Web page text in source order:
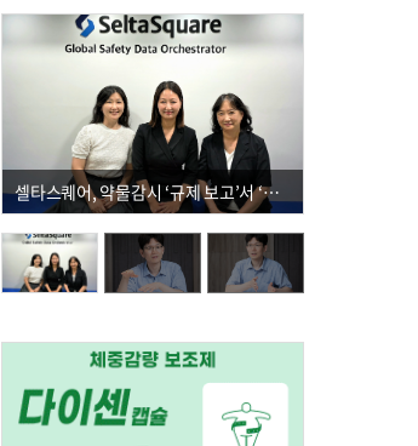
셀타스퀘어, 약물감시 ‘규제 보고’서 ‘데이터 의사결정’으로 "PVX 전환 요구 커진다"